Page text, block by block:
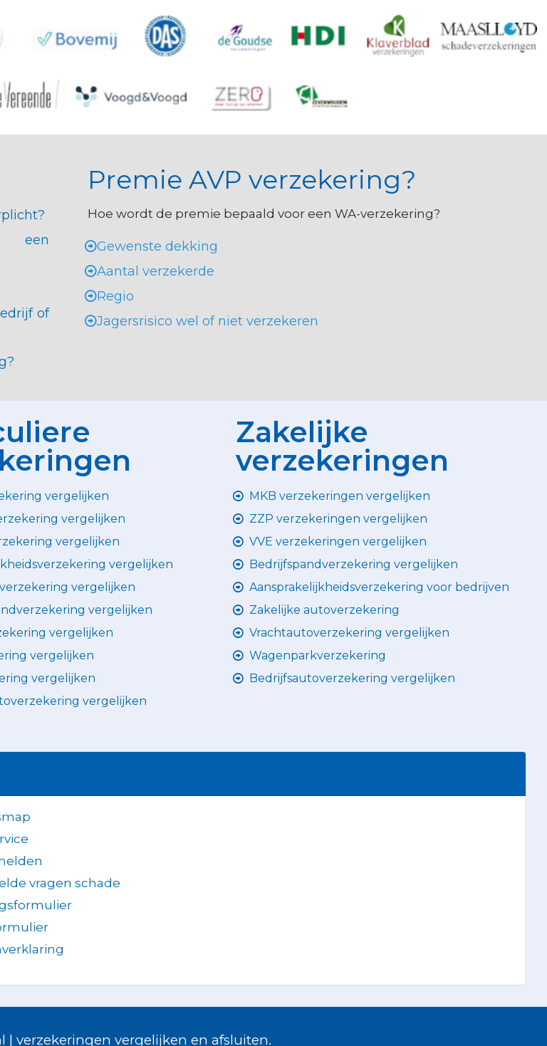
of
Premie AVP verzekering?
Hoe wordt de premie bepaald voor een WA-verzekering?
Gewenste dekking
Aantal verzekerde
Regio
Jagersrisico wel of niet verzekeren
vergelijken
vergelijken
vergelijken
vergelijken
vergelijken
vergelijken
vergelijken
vergelijken
vergelijken
vergelijken
Zakelijke
verzekeringen
MKB verzekeringen vergelijken
ZZP verzekeringen vergelijken
VVE verzekeringen vergelijken
Bedrijfspandverzekering vergelijken
Aansprakelijkheidsverzekering voor bedrijven
Zakelijke autoverzekering
Vrachtautoverzekering vergelijken
Wagenparkverzekering
Bedrijfsautoverzekering vergelijken
vragen schade
| verzekeringen vergelijken en afsluiten.